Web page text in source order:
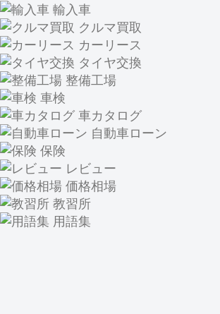
輸入車
クルマ買取
カーリース
タイヤ交換
整備工場
車検
車カタログ
自動車ローン
保険
レビュー
価格相場
教習所
用語集